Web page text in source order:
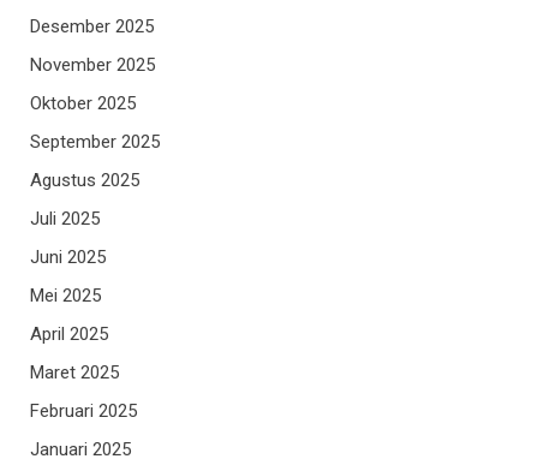
Desember 2025
November 2025
Oktober 2025
September 2025
Agustus 2025
Juli 2025
Juni 2025
Mei 2025
April 2025
Maret 2025
Februari 2025
Januari 2025